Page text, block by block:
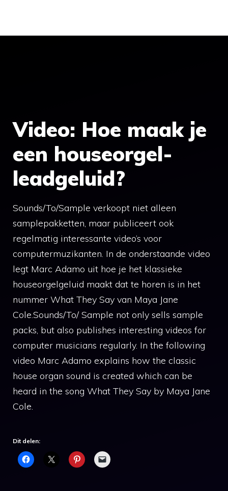
Video: Hoe maak je
een houseorgel-
leadgeluid?
Sounds/To/Sample verkoopt niet alleen
samplepakketten, maar publiceert ook
regelmatig interessante video’s voor
computermuzikanten. In de onderstaande video
legt Marc Adamo uit hoe je het klassieke
houseorgelgeluid maakt dat te horen is in het
nummer What They Say van Maya Jane
Cole.Sounds/To/ Sample not only sells sample
packs, but also publishes interesting videos for
computer musicians regularly. In the following
video Marc Adamo explains how the classic
house organ sound is created which can be
heard in the song What They Say by Maya Jane
Cole.
Dit delen: